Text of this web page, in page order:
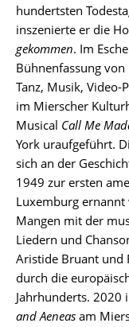
hundertsten
inszenierte er die
gekommen. Im
Bühnenfassung
Tanz, Musik,
im Mierscher
Musical Call Me
York uraufgeführt.
sich an der
1949 zur ersten
Luxemburg
Mangen mit der
Liedern und
Aristide Bruant und
durch die
Jahrhunderts. 2020
and Aeneas am